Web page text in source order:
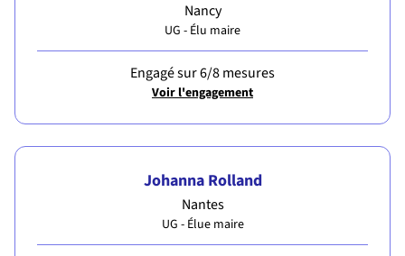
Nancy
UG - Élu maire
Engagé sur 6/8 mesures
Voir l'engagement
Johanna Rolland
Nantes
UG - Élue maire